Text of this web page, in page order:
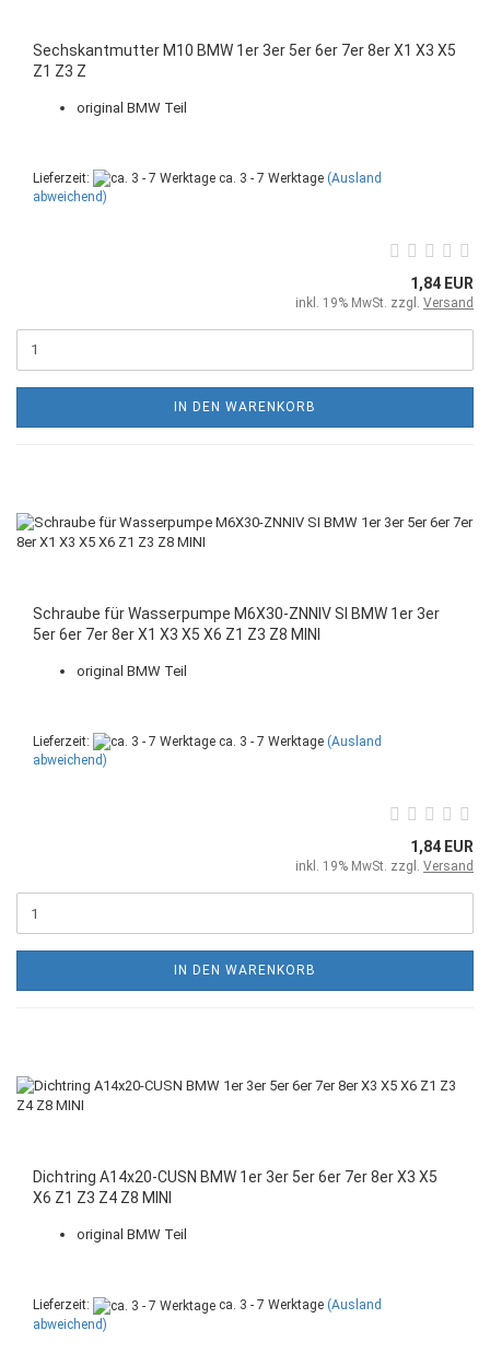
Sechskantmutter M10 BMW 1er 3er 5er 6er 7er 8er X1 X3 X5
Z1 Z3 Z
original BMW Teil
Lieferzeit: ca. 3 - 7 Werktage (Ausland
abweichend)
1,84 EUR
inkl. 19% MwSt. zzgl. Versand
IN DEN WARENKORB
Schraube für Wasserpumpe M6X30-ZNNIV SI BMW 1er 3er
5er 6er 7er 8er X1 X3 X5 X6 Z1 Z3 Z8 MINI
original BMW Teil
Lieferzeit: ca. 3 - 7 Werktage (Ausland
abweichend)
1,84 EUR
inkl. 19% MwSt. zzgl. Versand
IN DEN WARENKORB
Dichtring A14x20-CUSN BMW 1er 3er 5er 6er 7er 8er X3 X5
X6 Z1 Z3 Z4 Z8 MINI
original BMW Teil
Lieferzeit: ca. 3 - 7 Werktage (Ausland
abweichend)